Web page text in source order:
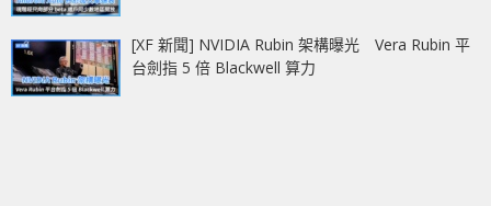
[XF 新聞] NVIDIA Rubin 架構曝光 Vera Rubin 平
台劍指 5 倍 Blackwell 算力